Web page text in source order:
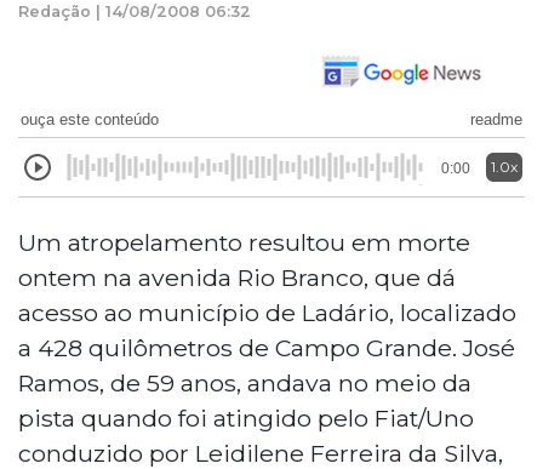
Redação | 14/08/2008 06:32
ouça este conteúdo readme
0:00 1.0x
Um atropelamento resultou em morte
ontem na avenida Rio Branco, que dá
acesso ao município de Ladário, localizado
a 428 quilômetros de Campo Grande. José
Ramos, de 59 anos, andava no meio da
pista quando foi atingido pelo Fiat/Uno
conduzido por Leidilene Ferreira da Silva,